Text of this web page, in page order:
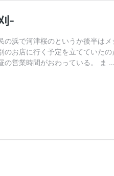
-
の浜で河津桜のというか後半は
のお店に行く予定を立てていた
の営業時間がおわっている。 ま